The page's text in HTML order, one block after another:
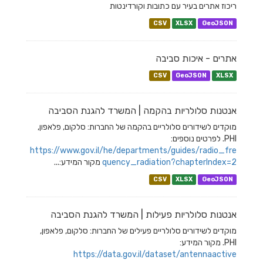
ריכוז אתרים בעיר עם כתובות וקורדינטות
CSV XLSX GeoJSON
אתרים - איכות סביבה
CSV GeoJSON XLSX
אנטנות סלולריות בהקמה | המשרד להגנת הסביבה
מוקדים לשידורים סלולריים בהקמה של החברות: סלקום, פלאפון,
PHI. לפרטים נוספים:
https://www.gov.il/he/departments/guides/radio_fre
quency_radiation?chapterIndex=2 מקור המידע:...
CSV XLSX GeoJSON
אנטנות סלולריות פעילות | המשרד להגנת הסביבה
מוקדים לשידורים סלולריים פעילים של החברות: סלקום, פלאפון,
PHI. מקור המידע:
https://data.gov.il/dataset/antennaactive